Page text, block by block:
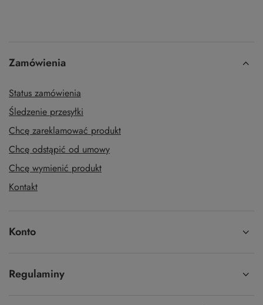
Zamówienia
Status zamówienia
Śledzenie przesyłki
Chcę zareklamować produkt
Chcę odstąpić od umowy
Chcę wymienić produkt
Kontakt
Konto
Regulaminy